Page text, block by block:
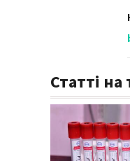
Статті на